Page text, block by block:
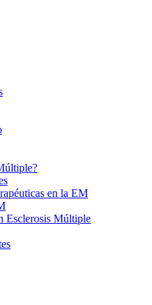
en la EM
Esclerosis Múltiple